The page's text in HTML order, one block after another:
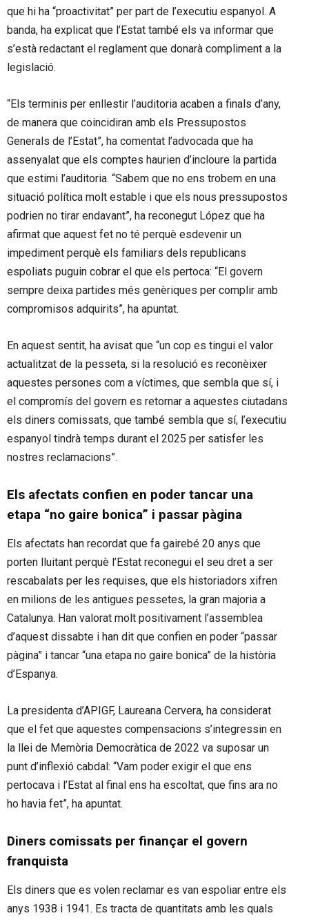
que hi ha “proactivitat” per part de l’executiu espanyol. A
banda, ha explicat que l’Estat també els va informar que
s’està redactant el reglament que donarà compliment a la
legislació.
“Els terminis per enllestir l’auditoria acaben a finals d’any,
de manera que coincidiran amb els Pressupostos
Generals de l’Estat”, ha comentat l’advocada que ha
assenyalat que els comptes haurien d’incloure la partida
que estimi l’auditoria. “Sabem que no ens trobem en una
situació política molt estable i que els nous pressupostos
podrien no tirar endavant”, ha reconegut López que ha
afirmat que aquest fet no té perquè esdevenir un
impediment perquè els familiars dels republicans
espoliats puguin cobrar el que els pertoca: “El govern
sempre deixa partides més genèriques per complir amb
compromisos adquirits”, ha apuntat.
En aquest sentit, ha avisat que “un cop es tingui el valor
actualitzat de la pesseta, si la resolució es reconèixer
aquestes persones com a víctimes, que sembla que sí, i
el compromís del govern es retornar a aquestes ciutadans
els diners comissats, que també sembla que sí, l’executiu
espanyol tindrà temps durant el 2025 per satisfer les
nostres reclamacions”.
Els afectats confien en poder tancar una
etapa “no gaire bonica” i passar pàgina
Els afectats han recordat que fa gairebé 20 anys que
porten lluitant perquè l’Estat reconegui el seu dret a ser
rescabalats per les requises, que els historiadors xifren
en milions de les antigues pessetes, la gran majoria a
Catalunya. Han valorat molt positivament l’assemblea
d’aquest dissabte i han dit que confien en poder “passar
pàgina” i tancar “una etapa no gaire bonica” de la història
d’Espanya.
La presidenta d’APIGF, Laureana Cervera, ha considerat
que el fet que aquestes compensacions s’integressin en
la llei de Memòria Democràtica de 2022 va suposar un
punt d’inflexió cabdal: “Vam poder exigir el que ens
pertocava i l’Estat al final ens ha escoltat, que fins ara no
ho havia fet”, ha apuntat.
Diners comissats per finançar el govern
franquista
Els diners que es volen reclamar es van espoliar entre els
anys 1938 i 1941. Es tracta de quantitats amb les quals